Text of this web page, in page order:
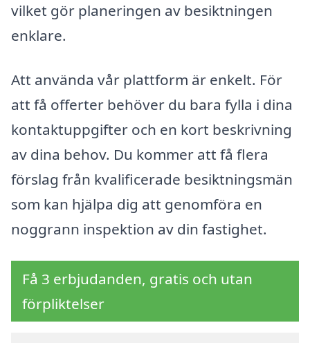
vilket gör planeringen av besiktningen
enklare.
Att använda vår plattform är enkelt. För
att få offerter behöver du bara fylla i dina
kontaktuppgifter och en kort beskrivning
av dina behov. Du kommer att få flera
förslag från kvalificerade besiktningsmän
som kan hjälpa dig att genomföra en
noggrann inspektion av din fastighet.
Få 3 erbjudanden, gratis och utan
förpliktelser